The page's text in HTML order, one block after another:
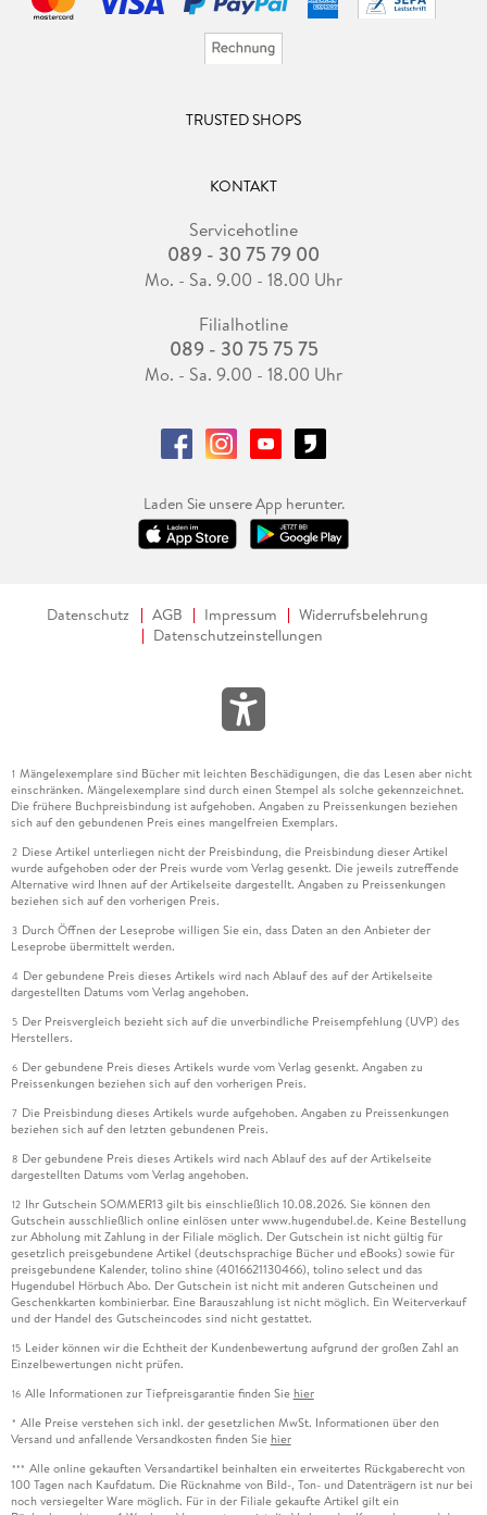
TRUSTED SHOPS
KONTAKT
Servicehotline
089 - 30 75 79 00
Mo. - Sa. 9.00 - 18.00 Uhr
Filialhotline
089 - 30 75 75 75
Mo. - Sa. 9.00 - 18.00 Uhr
Laden Sie unsere App herunter.
Datenschutz AGB Impressum
Widerrufsbelehrung
Datenschutzeinstellungen
1 Mängelexemplare sind Bücher mit leichten Beschädigungen, die das Lesen aber nicht
einschränken. Mängelexemplare sind durch einen Stempel als solche gekennzeichnet.
Die frühere Buchpreisbindung ist aufgehoben. Angaben zu Preissenkungen beziehen
sich auf den gebundenen Preis eines mangelfreien Exemplars.
2 Diese Artikel unterliegen nicht der Preisbindung, die Preisbindung dieser Artikel
wurde aufgehoben oder der Preis wurde vom Verlag gesenkt. Die jeweils zutreffende
Alternative wird Ihnen auf der Artikelseite dargestellt. Angaben zu Preissenkungen
beziehen sich auf den vorherigen Preis.
3 Durch Öffnen der Leseprobe willigen Sie ein, dass Daten an den Anbieter der
Leseprobe übermittelt werden.
4 Der gebundene Preis dieses Artikels wird nach Ablauf des auf der Artikelseite
dargestellten Datums vom Verlag angehoben.
5 Der Preisvergleich bezieht sich auf die unverbindliche Preisempfehlung (UVP) des
Herstellers.
6 Der gebundene Preis dieses Artikels wurde vom Verlag gesenkt. Angaben zu
Preissenkungen beziehen sich auf den vorherigen Preis.
7 Die Preisbindung dieses Artikels wurde aufgehoben. Angaben zu Preissenkungen
beziehen sich auf den letzten gebundenen Preis.
8 Der gebundene Preis dieses Artikels wird nach Ablauf des auf der Artikelseite
dargestellten Datums vom Verlag angehoben.
12 Ihr Gutschein SOMMER13 gilt bis einschließlich 10.08.2026. Sie können den
Gutschein ausschließlich online einlösen unter www.hugendubel.de. Keine Bestellung
zur Abholung mit Zahlung in der Filiale möglich. Der Gutschein ist nicht gültig für
gesetzlich preisgebundene Artikel (deutschsprachige Bücher und eBooks) sowie für
preisgebundene Kalender, tolino shine (4016621130466), tolino select und das
Hugendubel Hörbuch Abo. Der Gutschein ist nicht mit anderen Gutscheinen und
Geschenkkarten kombinierbar. Eine Barauszahlung ist nicht möglich. Ein Weiterverkauf
und der Handel des Gutscheincodes sind nicht gestattet.
15 Leider können wir die Echtheit der Kundenbewertung aufgrund der großen Zahl an
Einzelbewertungen nicht prüfen.
16 Alle Informationen zur Tiefpreisgarantie finden Sie hier
* Alle Preise verstehen sich inkl. der gesetzlichen MwSt. Informationen über den
Versand und anfallende Versandkosten finden Sie hier
*** Alle online gekauften Versandartikel beinhalten ein erweitertes Rückgaberecht von
100 Tagen nach Kaufdatum. Die Rücknahme von Bild-, Ton- und Datenträgern ist nur bei
noch versiegelter Ware möglich. Für in der Filiale gekaufte Artikel gilt ein